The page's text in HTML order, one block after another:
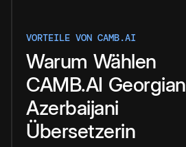
VORTEILE VON CAMB.AI
Warum Wählen
CAMB.AI Georgian
Azerbaijani
Übersetzerin